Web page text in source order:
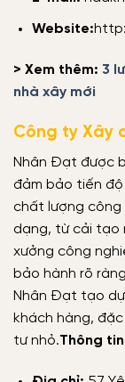
Website:
> Xem thêm: 3
nhà xây mới
Công ty Xây
Nhân Đạt được
đảm bảo tiến
chất lượng công
dạng, từ cải tạo
xưởng công
bảo hành rõ
Nhân Đạt tạo
khách hàng,
tư nhỏ.Thông